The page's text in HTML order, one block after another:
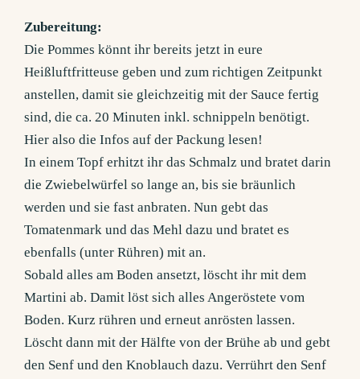
Zubereitung:
Die Pommes könnt ihr bereits jetzt in eure
Heißluftfritteuse geben und zum richtigen Zeitpunkt
anstellen, damit sie gleichzeitig mit der Sauce fertig
sind, die ca. 20 Minuten inkl. schnippeln benötigt.
Hier also die Infos auf der Packung lesen!
In einem Topf erhitzt ihr das Schmalz und bratet darin
die Zwiebelwürfel so lange an, bis sie bräunlich
werden und sie fast anbraten. Nun gebt das
Tomatenmark und das Mehl dazu und bratet es
ebenfalls (unter Rühren) mit an.
Sobald alles am Boden ansetzt, löscht ihr mit dem
Martini ab. Damit löst sich alles Angeröstete vom
Boden. Kurz rühren und erneut anrösten lassen.
Löscht dann mit der Hälfte von der Brühe ab und gebt
den Senf und den Knoblauch dazu. Verrührt den Senf